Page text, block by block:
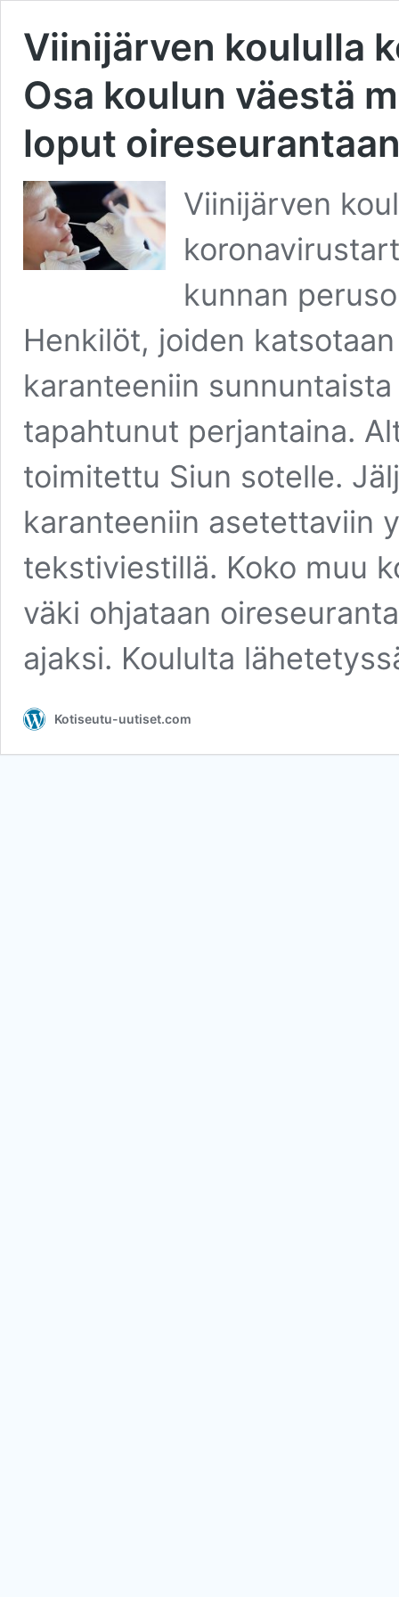
Viinijärven koululla
Osa koulun väestä
loput
Viinijärven
kunnan
Henkilöt, joiden
karanteeniin
tapahtunut perjantaina.
toimitettu Siun sotelle.
karanteeniin asetettaviin
tekstiviestillä. Koko muu
väki ohjataan
ajaksi. Koululta
Kotiseutu-uutiset.com